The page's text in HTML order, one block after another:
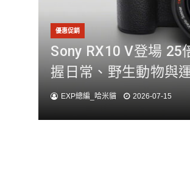
優惠促銷
Sony RX10 V登場 25
握日常、野生動物與
EXP總編_哈米貓 2026-07-15